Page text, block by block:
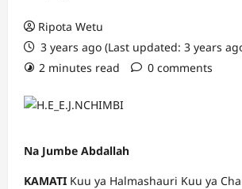
Ripota Wetu
3 years ago (Last updated: 3 years
2 minutes read
0 comments
Na Jumbe Abdallah
KAMATI Kuu ya Halmashauri Kuu ya